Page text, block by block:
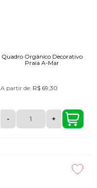
Quadro Orgânico Decorativo
Praia A-Mar
A partir de: R$ 69,30
- +